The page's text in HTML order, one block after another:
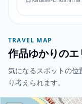
TRAVEL MAP
作品ゆかりの
気になるスポットの位
り考えられます。